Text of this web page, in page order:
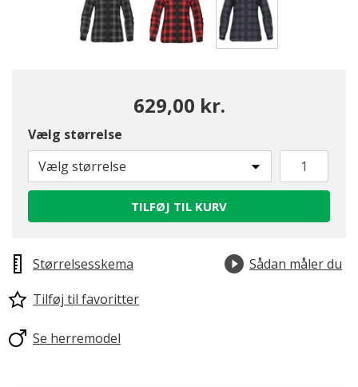
629,00 kr.
Vælg størrelse
Vælg størrelse
TILFØJ TIL KURV
Størrelsesskema
Sådan måler du
Tilføj til favoritter
Se herremodel